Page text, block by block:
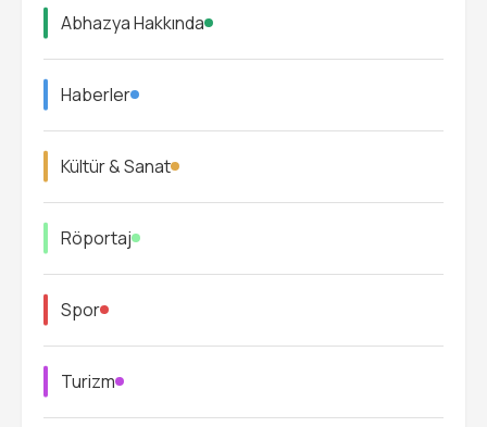
Abhazya Hakkında
Haberler
Kültür & Sanat
Röportaj
Spor
Turizm